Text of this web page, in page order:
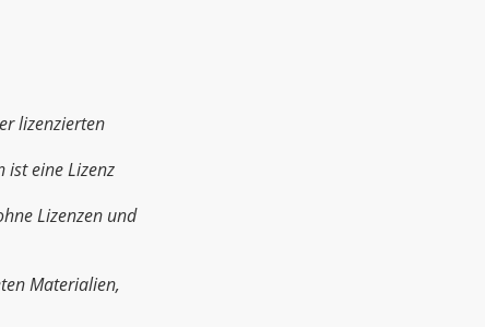
lizenzierten
ist eine Lizenz
Lizenzen und
Materialien,